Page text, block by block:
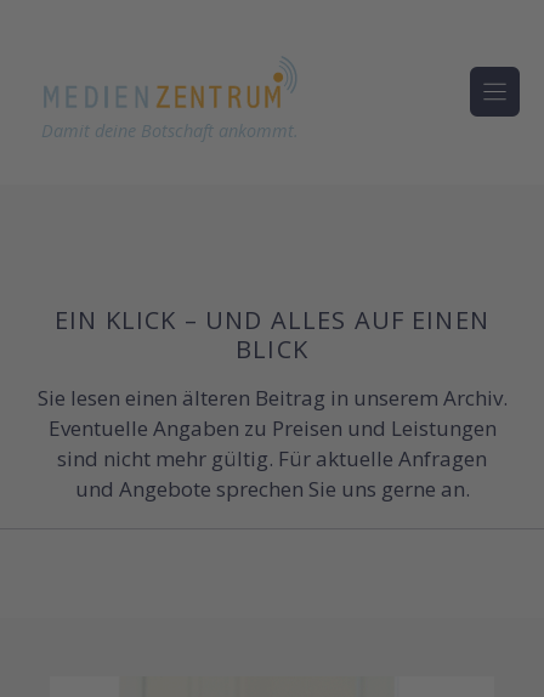
Damit deine Botschaft ankommt.
EIN KLICK – UND ALLES AUF EINEN
BLICK
Sie lesen einen älteren Beitrag in unserem Archiv.
Eventuelle Angaben zu Preisen und Leistungen
sind nicht mehr gültig. Für aktuelle Anfragen
und Angebote sprechen Sie uns gerne an.